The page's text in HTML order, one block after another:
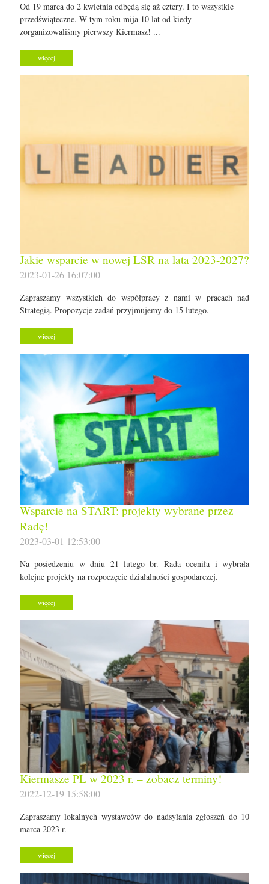
Od 19 marca do 2 kwietnia odbędą się aż cztery. I to wszystkie
przedświąteczne. W tym roku mija 10 lat od kiedy
zorganizowaliśmy pierwszy Kiermasz! ...
więcej
Jakie wsparcie w nowej LSR na lata 2023-2027?
2023-01-26 16:07:00
Zapraszamy wszystkich do współpracy z nami w pracach nad
Strategią. Propozycje zadań przyjmujemy do 15 lutego.
więcej
Wsparcie na START: projekty wybrane przez
Radę!
2023-03-01 12:53:00
Na posiedzeniu w dniu 21 lutego br. Rada oceniła i wybrała
kolejne projekty na rozpoczęcie działalności gospodarczej.
więcej
Kiermasze PL w 2023 r. – zobacz terminy!
2022-12-19 15:58:00
Zapraszamy lokalnych wystawców do nadsyłania zgłoszeń do 10
marca 2023 r.
więcej